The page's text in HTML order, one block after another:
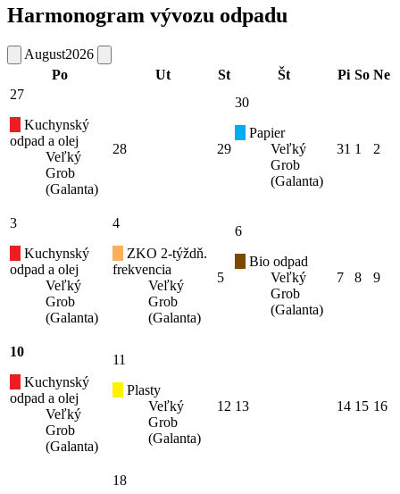
Harmonogram vývozu odpadu
August2026
Po
Ut St Št Pi So Ne
27
Kuchynský
odpad a olej
Veľký
Grob
(Galanta)
28 29
30
Papier
Veľký
Grob
(Galanta)
31 1 2
3
Kuchynský
odpad a olej
Veľký
Grob
(Galanta)
4
ZKO 2-týždň.
frekvencia
Veľký
Grob
(Galanta)
5
6
Bio odpad
Veľký
Grob
(Galanta)
7 8 9
10
Kuchynský
odpad a olej
Veľký
Grob
(Galanta)
11
Plasty
Veľký
Grob
(Galanta)
12 13 14 15 16
18